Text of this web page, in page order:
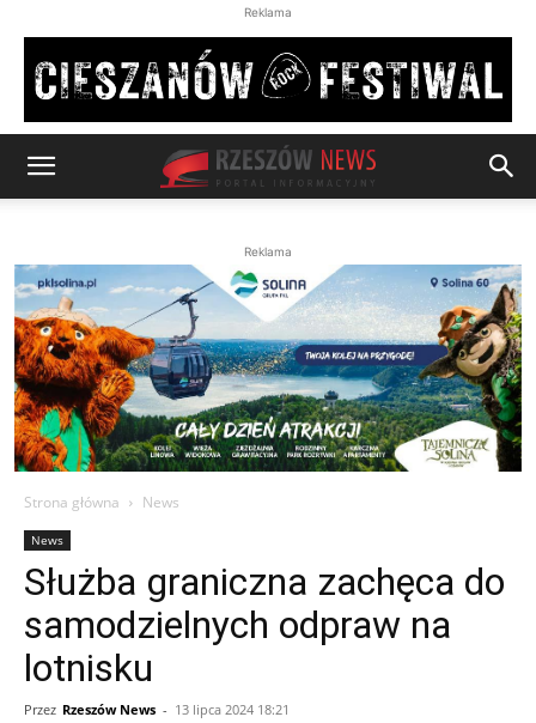
Reklama
Reklama
Strona główna News
News
Służba graniczna zachęca do
samodzielnych odpraw na
lotnisku
Przez Rzeszów News - 13 lipca 2024 18:21